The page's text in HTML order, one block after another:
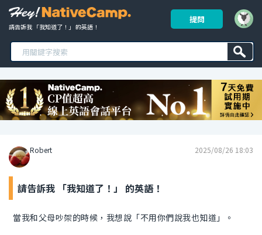
請告訴我 「我知道了！」 的英語！
提問
Robert 2025/08/26 18:03
請告訴我 「我知道了！」 的英語！
當我和父母吵架的時候，我想說「不用你們說我也知道」。